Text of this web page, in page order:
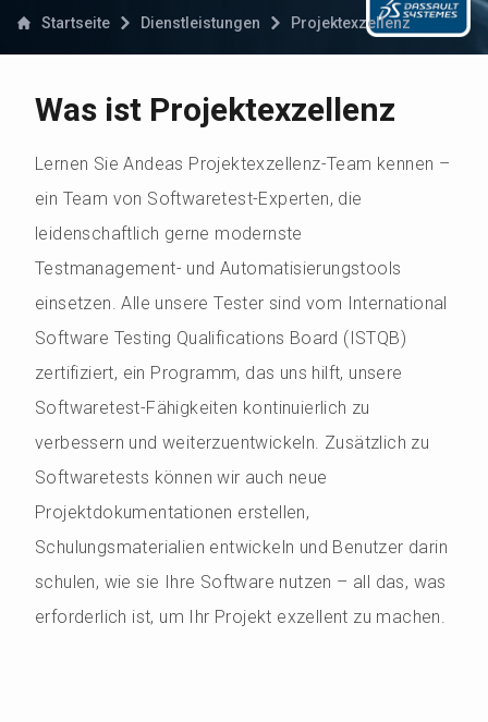
Startseite Dienstleistungen Projektexzellenz
Was ist Projektexzellenz
Lernen Sie Andeas Projektexzellenz-Team kennen –
ein Team von Softwaretest-Experten, die
leidenschaftlich gerne modernste
Testmanagement- und Automatisierungstools
einsetzen. Alle unsere Tester sind vom International
Software Testing Qualifications Board (ISTQB)
zertifiziert, ein Programm, das uns hilft, unsere
Softwaretest-Fähigkeiten kontinuierlich zu
verbessern und weiterzuentwickeln. Zusätzlich zu
Softwaretests können wir auch neue
Projektdokumentationen erstellen,
Schulungsmaterialien entwickeln und Benutzer darin
schulen, wie sie Ihre Software nutzen – all das, was
erforderlich ist, um Ihr Projekt exzellent zu machen.